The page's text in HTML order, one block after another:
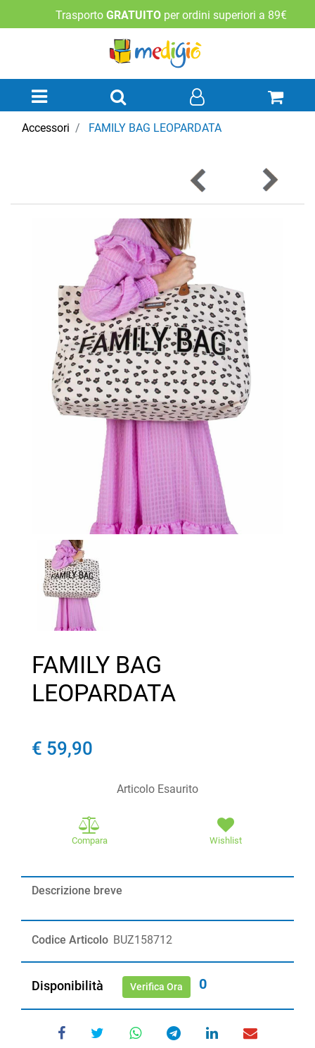
Trasporto GRATUITO per ordini superiori a 89€
Open menu
Accessori FAMILY BAG LEOPARDATA
FAMILY BAG
LEOPARDATA
€ 59,90
Articolo Esaurito
Compara Wishlist
Descrizione breve
Codice Articolo BUZ158712
Disponibilità Verifica Ora 0